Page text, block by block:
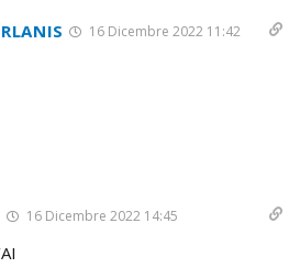
16 Dicembre 2022 11:42
16 Dicembre 2022 14:45